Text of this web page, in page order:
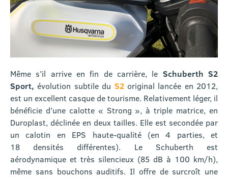
Même s’il arrive en fin de carrière, le Schuberth S2
Sport, évolution subtile du S2original lancée en 2012,
est un excellent casque de tourisme. Relativement léger, il
bénéficie d’une calotte « Strong », à triple matrice, en
Duroplast, déclinée en deux tailles. Elle est secondée par
un calotin en EPS haute-qualité (en 4 parties, et
18 densités différentes). Le Schuberth est
aérodynamique et très silencieux (85 dB à 100 km/h),
même sans bouchons auditifs. Il offre de surcroît une